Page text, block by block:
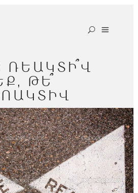
ՌԵԱԿՏԻ՞Վ
ԹԵ՞